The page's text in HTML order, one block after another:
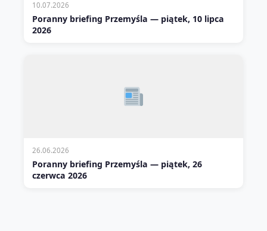
10.07.2026
Poranny briefing Przemyśla — piątek, 10 lipca
2026
26.06.2026
Poranny briefing Przemyśla — piątek, 26
czerwca 2026